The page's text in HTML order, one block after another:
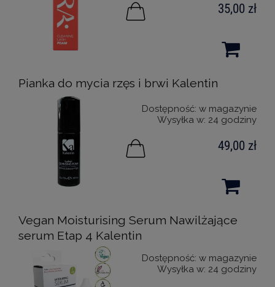
35,00 zł
Pianka do mycia rzęs i brwi Kalentin
Dostępność: w magazynie
Wysyłka w: 24 godziny
49,00 zł
Vegan Moisturising Serum Nawilżające
serum Etap 4 Kalentin
Dostępność: w magazynie
Wysyłka w: 24 godziny